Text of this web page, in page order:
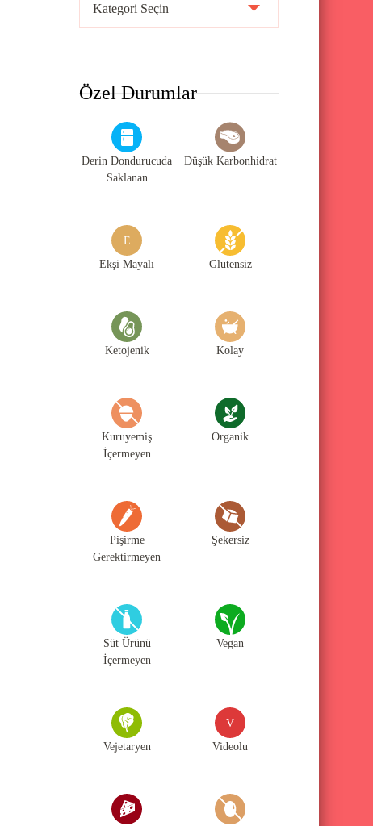
a
f
t
Özel Durumlar
Derin Dondurucuda
Saklanan
Düşük Karbonhidrat
E
Ekşi Mayalı Glutensiz
Ketojenik Kolay
Kuruyemiş
İçermeyen
Organik
Pişirme
Gerektirmeyen
Şekersiz
Süt Ürünü
İçermeyen
Vegan
Vejetaryen
V
Videolu